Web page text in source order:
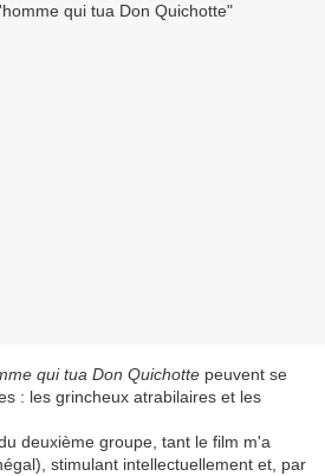
qui tua Don Quichotte peuvent se
: les grincheux atrabilaires et les
deuxième groupe, tant le film m'a
stimulant intellectuellement et, par